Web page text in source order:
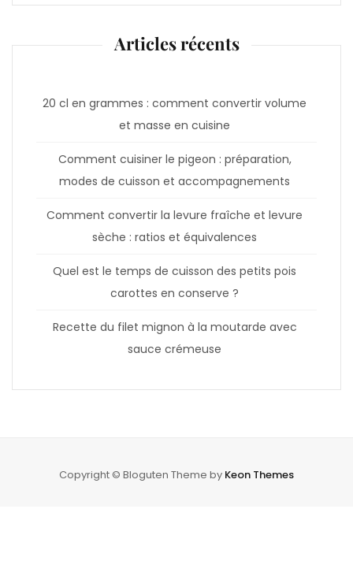
Articles récents
20 cl en grammes : comment convertir volume
et masse en cuisine
Comment cuisiner le pigeon : préparation,
modes de cuisson et accompagnements
Comment convertir la levure fraîche et levure
sèche : ratios et équivalences
Quel est le temps de cuisson des petits pois
carottes en conserve ?
Recette du filet mignon à la moutarde avec
sauce crémeuse
Copyright © Bloguten Theme by Keon Themes